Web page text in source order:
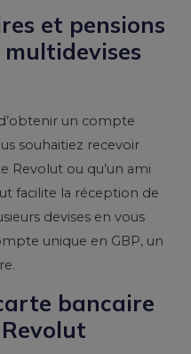
et pensions
un compte
souhaitiez recevoir
Revolut ou qu’un ami
facilite la réception de
devises en vous
unique en GBP, un
bancaire